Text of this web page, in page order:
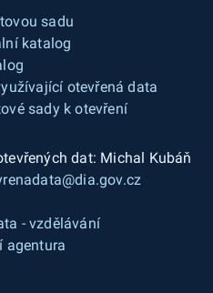
sadu
katalog
otevřená data
sady k otevření
dat: Michal Kubáň
- vzdělávání
agentura